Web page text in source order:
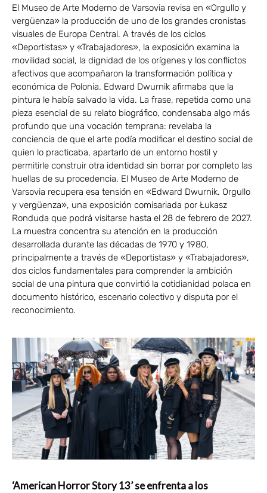
El Museo de Arte Moderno de Varsovia revisa en «Orgullo y
vergüenza» la producción de uno de los grandes cronistas
visuales de Europa Central. A través de los ciclos
«Deportistas» y «Trabajadores», la exposición examina la
movilidad social, la dignidad de los orígenes y los conflictos
afectivos que acompañaron la transformación política y
económica de Polonia. Edward Dwurnik afirmaba que la
pintura le había salvado la vida. La frase, repetida como una
pieza esencial de su relato biográfico, condensaba algo más
profundo que una vocación temprana: revelaba la
conciencia de que el arte podía modificar el destino social de
quien lo practicaba, apartarlo de un entorno hostil y
permitirle construir otra identidad sin borrar por completo las
huellas de su procedencia. El Museo de Arte Moderno de
Varsovia recupera esa tensión en «Edward Dwurnik. Orgullo
y vergüenza», una exposición comisariada por Łukasz
Ronduda que podrá visitarse hasta el 28 de febrero de 2027.
La muestra concentra su atención en la producción
desarrollada durante las décadas de 1970 y 1980,
principalmente a través de «Deportistas» y «Trabajadores»,
dos ciclos fundamentales para comprender la ambición
social de una pintura que convirtió la cotidianidad polaca en
documento histórico, escenario colectivo y disputa por el
reconocimiento.
‘American Horror Story 13’ se enfrenta a los